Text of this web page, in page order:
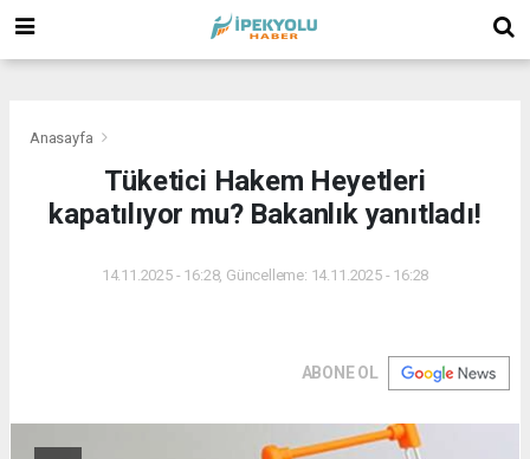
Anasayfa
Tüketici Hakem Heyetleri
kapatılıyor mu? Bakanlık yanıtladı!
14.11.2025 - 16:28, Güncelleme: 14.11.2025 - 16:28
ABONE OL